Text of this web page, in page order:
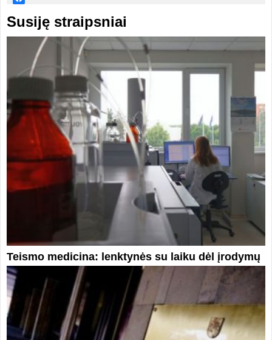
Susiję straipsniai
Teismo medicina: lenktynės su laiku dėl įrodymų